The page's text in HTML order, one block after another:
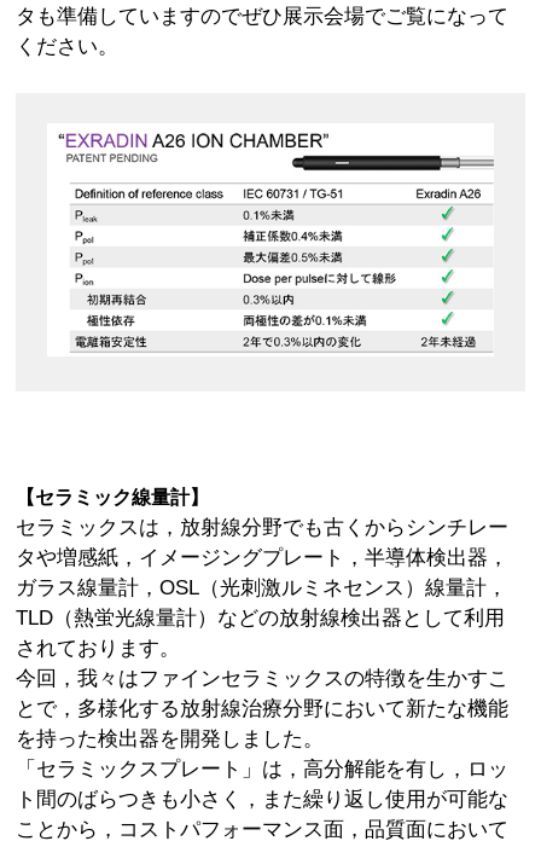
タも準備していますのでぜひ展示会場でご覧になって
ください。
【セラミック線量計】
セラミックスは，放射線分野でも古くからシンチレー
タや増感紙，イメージングプレート，半導体検出器，
ガラス線量計，OSL（光刺激ルミネセンス）線量計，
TLD（熱蛍光線量計）などの放射線検出器として利用
されております。
今回，我々はファインセラミックスの特徴を生かすこ
とで，多様化する放射線治療分野において新たな機能
を持った検出器を開発しました。
「セラミックスプレート」は，高分解能を有し，ロッ
ト間のばらつきも小さく，また繰り返し使用が可能な
ことから，コストパフォーマンス面，品質面において